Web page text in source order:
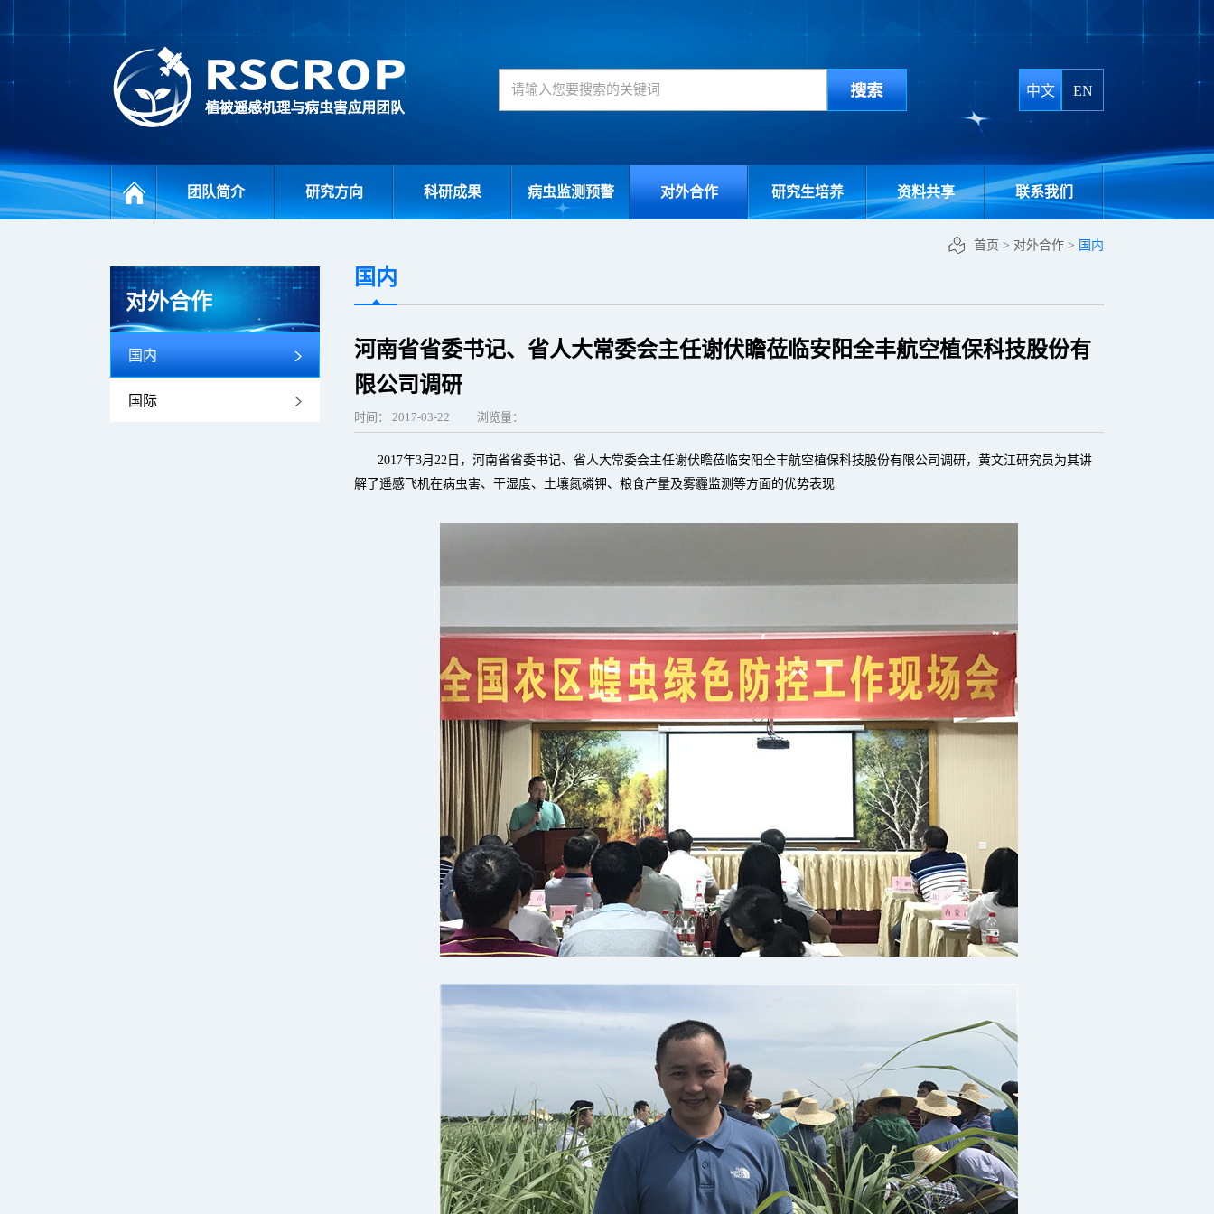
中文 EN
团队简介 研究方向 科研成果 病虫监测预警 对外合作 研究生培养 资料共享 联系我们
首页 > 对外合作 > 国内
对外合作
国内
国际
国内
河南省省委书记、省人大常委会主任谢伏瞻莅临安阳全丰航空植保科技股份有
限公司调研
时间： 2017-03-22 浏览量：
2017年3月22日，河南省省委书记、省人大常委会主任谢伏瞻莅临安阳全丰航空植保科技股份有限公司调研，黄文江研究员为其讲
解了遥感飞机在病虫害、干湿度、土壤氮磷钾、粮食产量及雾霾监测等方面的优势表现